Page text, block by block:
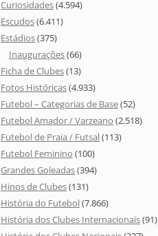
Curiosidades(4.594)
Escudos(6.411)
Estádios(375)
Inaugurações(66)
Ficha de Clubes(13)
Fotos Históricas(4.933)
Futebol – Categorias de Base(52)
Futebol Amador / Varzeano (2.518)
Futebol de Praia / Futsal(113)
Futebol Feminino (100)
Grandes Goleadas(394)
Hinos de Clubes(131)
História do Futebol(7.866)
História dos Clubes Internacionais(91)